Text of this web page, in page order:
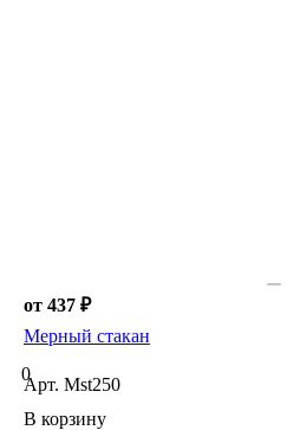
от 437 ₽
Мерный стакан
0
Арт. Mst250
В корзину